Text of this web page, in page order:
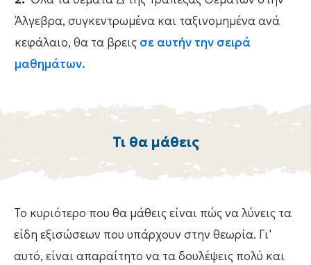
Άλγεβρα, συγκεντρωμένα και ταξινομημένα ανά
κεφάλαιο, θα τα βρεις σε αυτήν την σειρά
μαθημάτων.
Τι θα μάθεις
Το κυριότερο που θα μάθεις είναι πώς να λύνεις τα
είδη εξισώσεων που υπάρχουν στην θεωρία. Γι'
αυτό, είναι απαραίτητο να τα δουλέψεις πολύ και